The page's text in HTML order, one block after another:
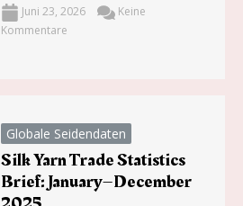
Juni 23, 2026
Keine
Kommentare
Globale Seidendaten
Silk Yarn Trade Statistics
Brief: January–December